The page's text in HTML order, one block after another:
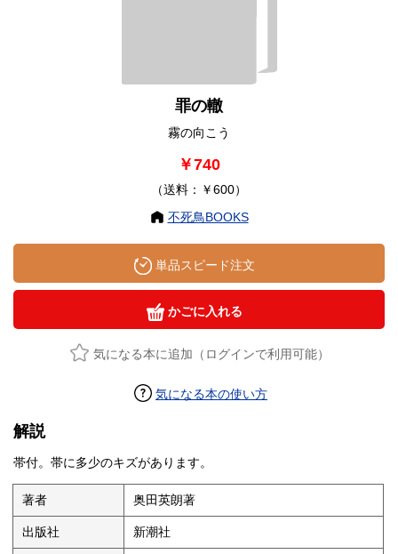
罪の轍
霧の向こう
￥740
（送料：￥600）
不死鳥BOOKS
単品スピード注文
かごに入れる
気になる本に追加（ログインで利用可能）
気になる本の使い方
解説
帯付。帯に多少のキズがあります。
著者 奥田英朗著
出版社 新潮社